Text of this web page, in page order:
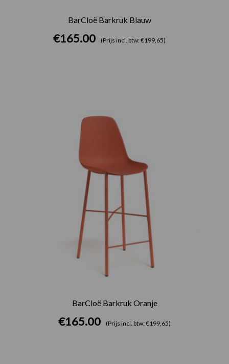
BarCloë Barkruk Blauw
€165.00 (Prijs incl. btw: €199,65)
BarCloë Barkruk Oranje
€165.00 (Prijs incl. btw: €199,65)